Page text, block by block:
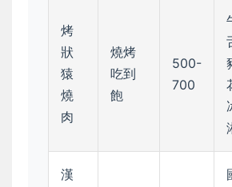
烤
狀
猿
燒
肉
燒烤
吃到
飽
500-
700
漢